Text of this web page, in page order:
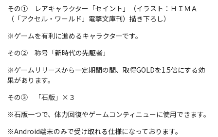
その① レアキャラクター「セイント」（イラスト：ＨＩＭＡ
（「アクセル・ワールド」電撃文庫刊）描き下ろし）
※ゲームを有利に進めるキャラクターです。
その② 称号「新時代の先駆者」
※ゲームリリースから一定期間の間、取得GOLDを1.5倍にする効
果があります。
その③ 「石版」×３
※石版一つで、体力回復やゲームコンティニューに使用できます。
※Android端末のみで受け取れる仕様になっております。